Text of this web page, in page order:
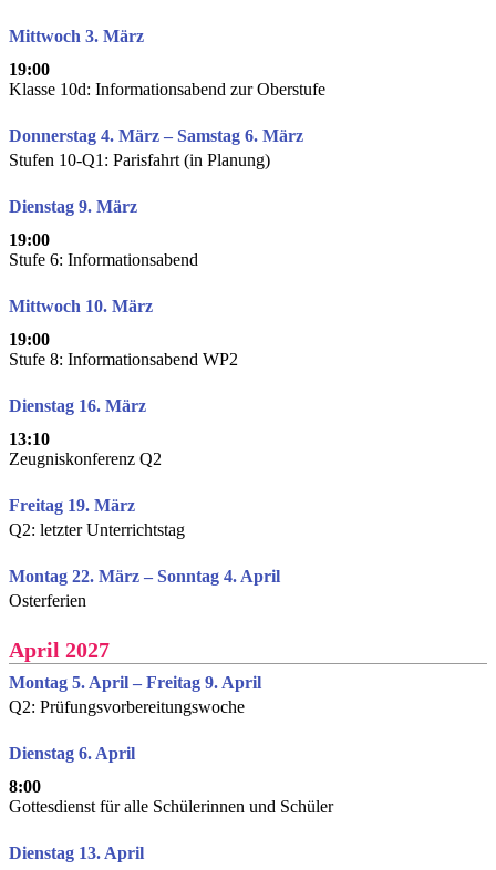
Mittwoch 3. März
19:00
Klasse 10d: Informationsabend zur Oberstufe
Donnerstag 4. März – Samstag 6. März
Stufen 10-Q1: Parisfahrt (in Planung)
Dienstag 9. März
19:00
Stufe 6: Informationsabend
Mittwoch 10. März
19:00
Stufe 8: Informationsabend WP2
Dienstag 16. März
13:10
Zeugniskonferenz Q2
Freitag 19. März
Q2: letzter Unterrichtstag
Montag 22. März – Sonntag 4. April
Osterferien
April 2027
Montag 5. April – Freitag 9. April
Q2: Prüfungsvorbereitungswoche
Dienstag 6. April
8:00
Gottesdienst für alle Schülerinnen und Schüler
Dienstag 13. April